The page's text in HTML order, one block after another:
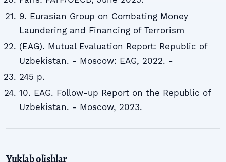
9. Eurasian Group on Combating Money
Laundering and Financing of Terrorism
(EAG). Mutual Evaluation Report: Republic of
Uzbekistan. - Moscow: EAG, 2022. -
245 p.
10. EAG. Follow-up Report on the Republic of
Uzbekistan. - Moscow, 2023.
Yuklab olishlar